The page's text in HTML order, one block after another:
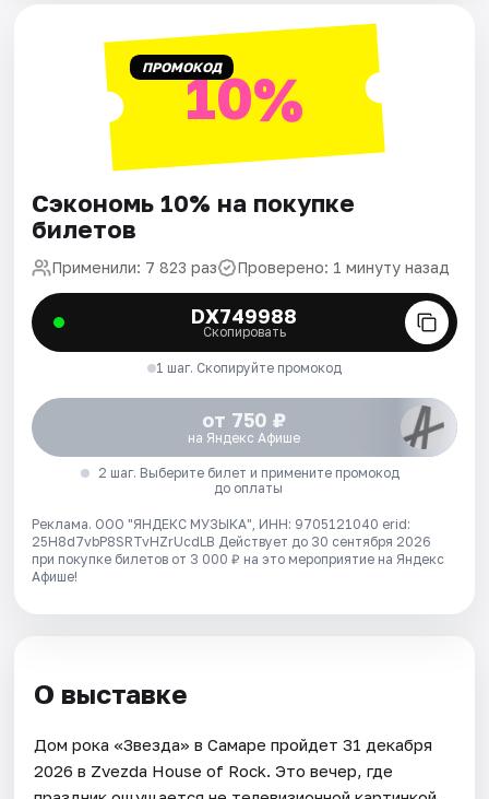
ПРОМОКОД10%
Сэкономь 10% на покупке
билетов
Применили: 7 823 раз Проверено: 1 минуту назад
DX749988
Скопировать
1 шаг. Скопируйте промокод
от 750 ₽
на Яндекс Афише
2 шаг. Выберите билет и примените промокод
до оплаты
Реклама. ООО "ЯНДЕКС МУЗЫКА", ИНН: 9705121040 erid:
25H8d7vbP8SRTvHZrUcdLB Действует до 30 сентября 2026
при покупке билетов от 3 000 ₽ на это мероприятие на Яндекс
Афише!
О выставке
Дом рока «Звезда» в Самаре пройдет 31 декабря
2026 в Zvezda House of Rock. Это вечер, где